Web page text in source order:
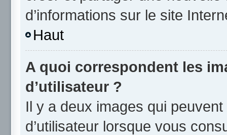
d’informations sur le site
Haut
A quoi correspondent les
d’utilisateur ?
Il y a deux images qui
d’utilisateur lorsque vous